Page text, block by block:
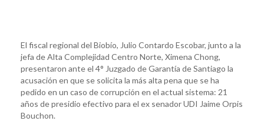
El fiscal regional del Biobío, Julio Contardo Escobar, junto a la
jefa de Alta Complejidad Centro Norte, Ximena Chong,
presentaron ante el 4° Juzgado de Garantía de Santiago la
acusación en que se solicita la más alta pena que se ha
pedido en un caso de corrupción en el actual sistema: 21
años de presidio efectivo para el ex senador UDI Jaime Orpis
Bouchon.